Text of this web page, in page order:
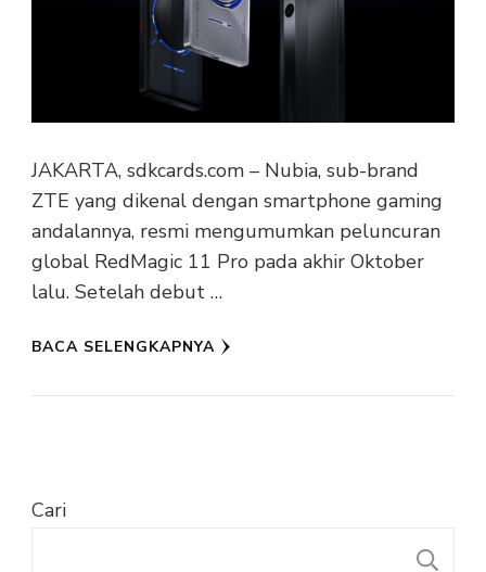
JAKARTA, sdkcards.com – Nubia, sub-brand
ZTE yang dikenal dengan smartphone gaming
andalannya, resmi mengumumkan peluncuran
global RedMagic 11 Pro pada akhir Oktober
lalu. Setelah debut …
BACA SELENGKAPNYA
Cari